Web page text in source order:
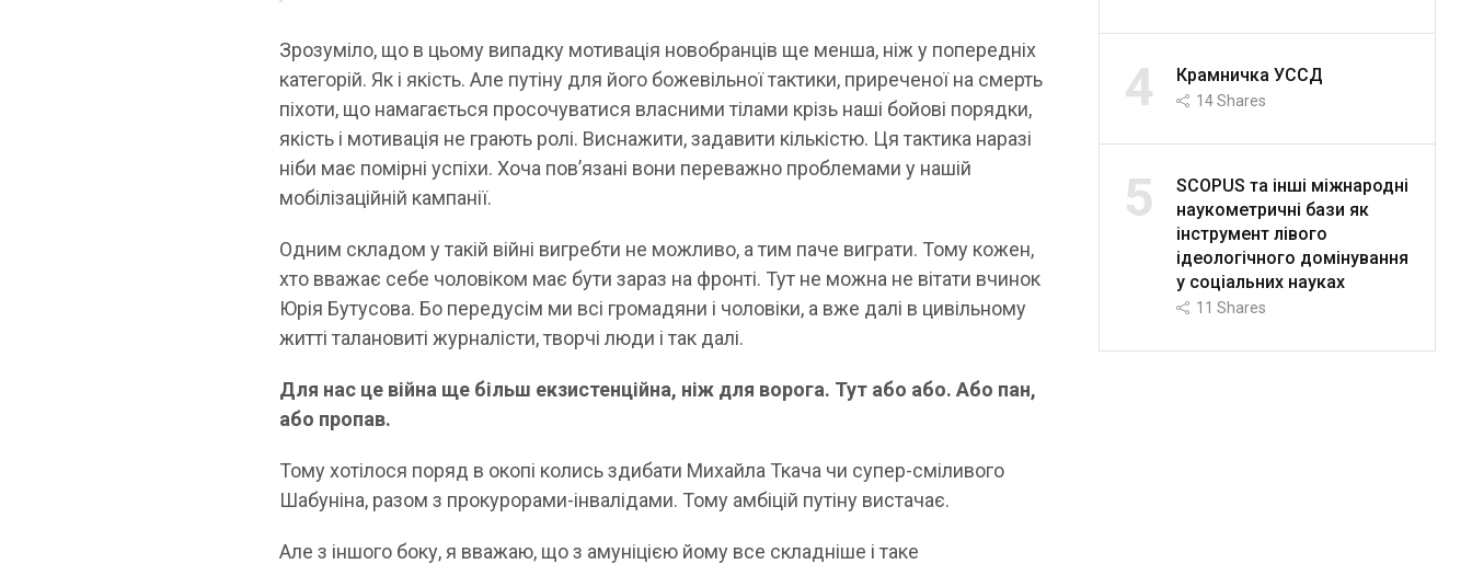
Зрозуміло, що в цьому випадку мотивація новобранців ще менша, ніж у попередніх
категорій. Як і якість. Але путіну для його божевільної тактики, приреченої на смерть
піхоти, що намагається просочуватися власними тілами крізь наші бойові порядки,
якість і мотивація не грають ролі. Виснажити, задавити кількістю. Ця тактика наразі
ніби має помірні успіхи. Хоча повʼязані вони переважно проблемами у нашій
мобілізаційній кампанії.
Одним складом у такій війні вигребти не можливо, а тим паче виграти. Тому кожен,
хто вважає себе чоловіком має бути зараз на фронті. Тут не можна не вітати вчинок
Юрія Бутусова. Бо передусім ми всі громадяни і чоловіки, а вже далі в цивільному
житті талановиті журналісти, творчі люди і так далі.
Для нас це війна ще більш екзистенційна, ніж для ворога. Тут або або. Або пан,
або пропав.
Тому хотілося поряд в окопі колись здибати Михайла Ткача чи супер-сміливого
Шабуніна, разом з прокурорами-інвалідами. Тому амбіцій путіну вистачає.
Але з іншого боку, я вважаю, що з амуніцією йому все складніше і таке
4 Крамничка УССД
14Shares
5
SCOPUS та інші міжнародні
наукометричні бази як
інструмент лівого
ідеологічного домінування
у соціальних науках
11 Shares